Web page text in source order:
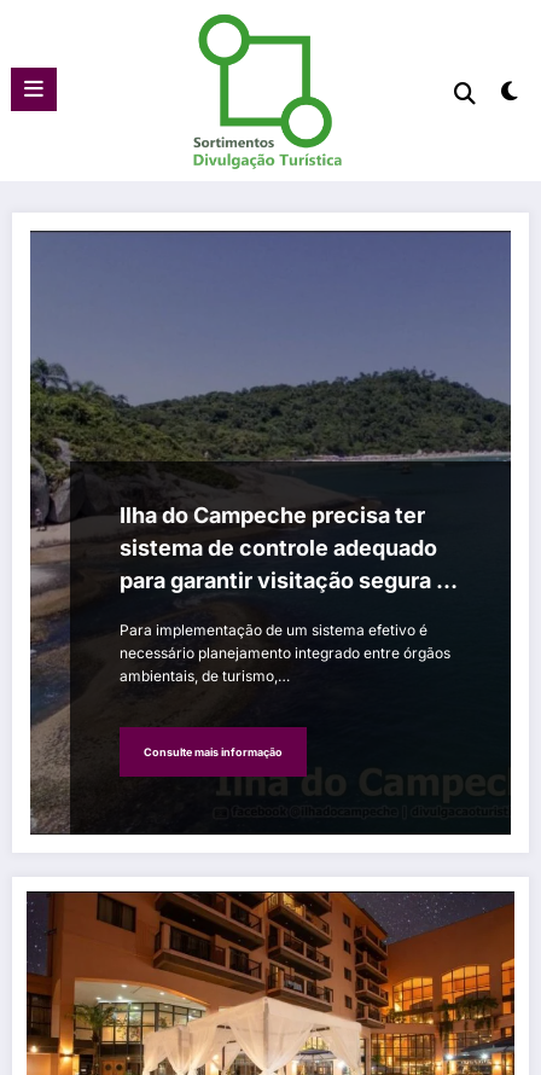
conteúdo
Ilha do Campeche precisa ter
sistema de controle adequado
para garantir visitação segura e
Para implementação de um sistema efetivo é
necessário planejamento integrado entre órgãos
ambientais, de turismo,…
Consulte mais informação